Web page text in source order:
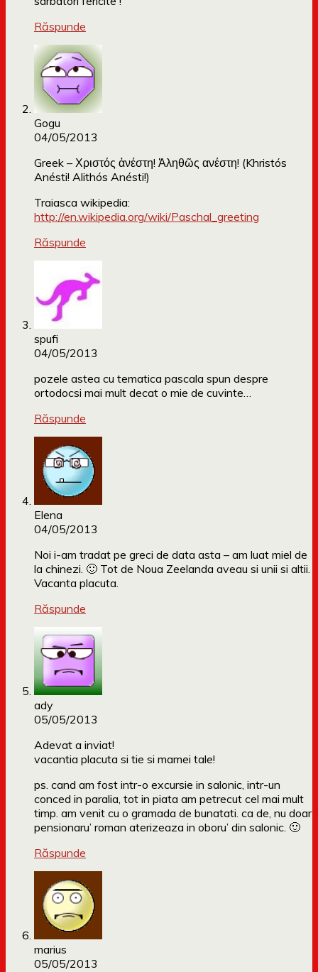
Răspunde
Gogu
04/05/2013
Greek – Χριστός ἀνέστη! Ἀληθῶς ανέστη! (Khristós
Anésti! Alithós Anésti!)
Traiasca wikipedia:
http://en.wikipedia.org/wiki/Paschal_greeting
Răspunde
spufi
04/05/2013
pozele astea cu tematica pascala spun despre
ortodocsi mai mult decat o mie de cuvinte…
Răspunde
Elena
04/05/2013
Noi i-am tradat pe greci de data asta – am luat miel de
la chinezi. 🙂 Tot de Noua Zeelanda aveau si unii si altii.
Vacanta placuta.
Răspunde
ady
05/05/2013
Adevat a inviat!
vacantia placuta si tie si mamei tale!
ps. cand am fost intr-o excursie in salonic, intr-un
conced in paralia, tot in piata am petrecut cel mai mult
timp. am venit cu o gramada de bunatati. ca de, nu doar
pensionaru’ roman aterizeaza in oboru’ din salonic. 🙂
Răspunde
marius
05/05/2013